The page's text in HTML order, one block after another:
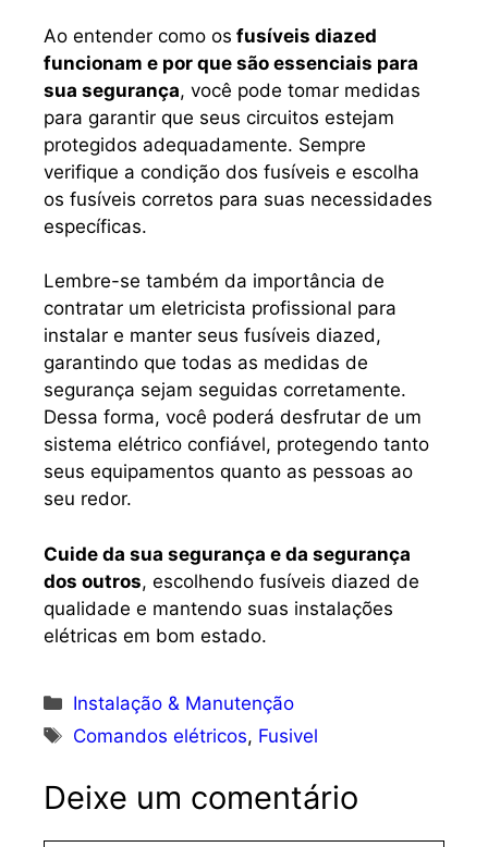
Ao entender como os fusíveis diazed
funcionam e por que são essenciais para
sua segurança, você pode tomar medidas
para garantir que seus circuitos estejam
protegidos adequadamente. Sempre
verifique a condição dos fusíveis e escolha
os fusíveis corretos para suas necessidades
específicas.
Lembre-se também da importância de
contratar um eletricista profissional para
instalar e manter seus fusíveis diazed,
garantindo que todas as medidas de
segurança sejam seguidas corretamente.
Dessa forma, você poderá desfrutar de um
sistema elétrico confiável, protegendo tanto
seus equipamentos quanto as pessoas ao
seu redor.
Cuide da sua segurança e da segurança
dos outros, escolhendo fusíveis diazed de
qualidade e mantendo suas instalações
elétricas em bom estado.
Categorias
Instalação & Manutenção
Tags
Comandos elétricos, Fusivel
Deixe um comentário